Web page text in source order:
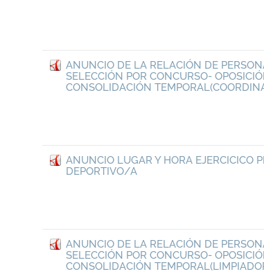
ANUNCIO DE LA RELACIÓN DE
SELECCIÓN POR CONCURSO-
CONSOLIDACIÓN
ANUNCIO LUGAR Y HORA EJERCICICO
DEPORTIVO/A
ANUNCIO DE LA RELACIÓN DE
SELECCIÓN POR CONCURSO-
CONSOLIDACIÓN